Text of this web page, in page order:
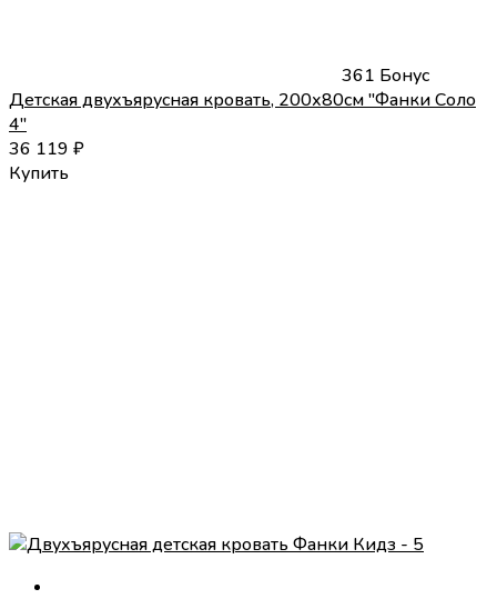
361 Бонус
Детская двухъярусная кровать, 200х80см "Фанки Соло
4"
36 119 ₽
Купить